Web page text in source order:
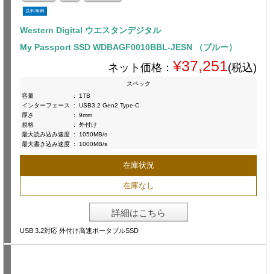
送料無料
Western Digital ウエスタンデジタル
My Passport SSD WDBAGF0010BBL-JESN （ブルー）
ネット価格： ¥37,251(税込)
スペック
容量
:
1TB
インターフェース
:
USB3.2 Gen2 Type-C
厚さ
:
9mm
規格
:
外付け
最大読み込み速度 :
1050MB/s
最大書き込み速度 : 1000MB/s
在庫状況
在庫なし
詳細はこちら
USB 3.2対応 外付け高速ポータブルSSD